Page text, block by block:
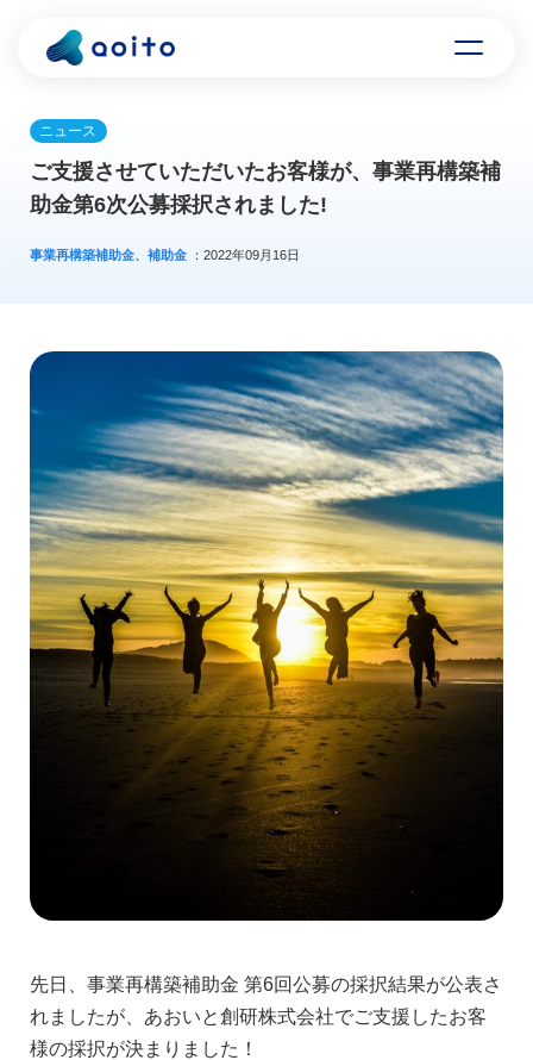
ニュース
ご支援させていただいたお客様が、事業再構築補
助金第6次公募採択されました!
事業再構築補助金、補助金 ：2022年09月16日
先日、事業再構築補助金 第6回公募の採択結果が公表さ
れましたが、あおいと創研株式会社でご支援したお客
様の採択が決まりました！